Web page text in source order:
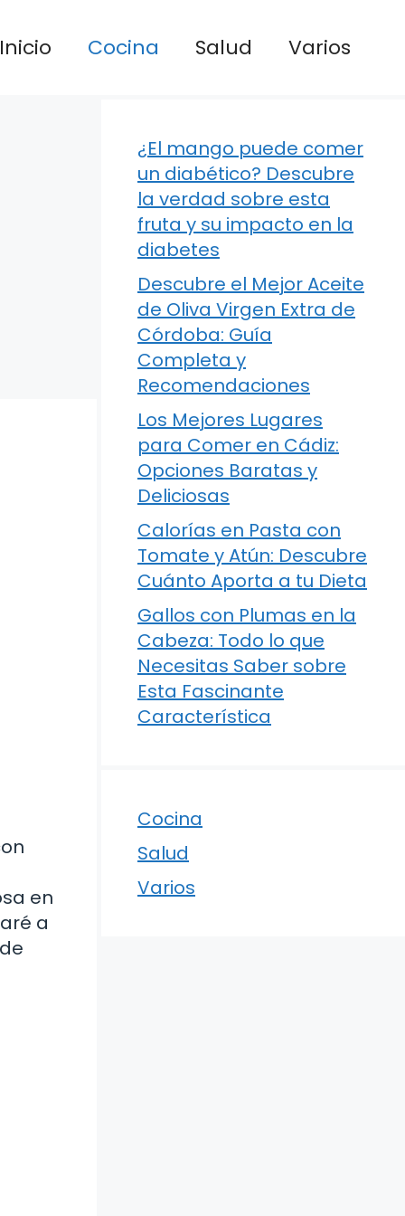
Inicio Cocina Salud Varios
en
a
¿El mango puede comer
un diabético? Descubre
la verdad sobre esta
fruta y su impacto en la
diabetes
Descubre el Mejor Aceite
de Oliva Virgen Extra de
Córdoba: Guía
Completa y
Recomendaciones
Los Mejores Lugares
para Comer en Cádiz:
Opciones Baratas y
Deliciosas
Calorías en Pasta con
Tomate y Atún: Descubre
Cuánto Aporta a tu Dieta
Gallos con Plumas en la
Cabeza: Todo lo que
Necesitas Saber sobre
Esta Fascinante
Característica
Cocina
Salud
Varios